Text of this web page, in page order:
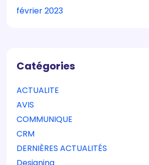
février 2023
Catégories
ACTUALITE
AVIS
COMMUNIQUE
CRM
DERNIÈRES ACTUALITÉS